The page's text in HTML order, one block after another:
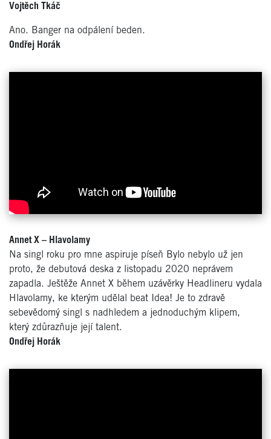
Vojtěch Tkáč
Ano. Banger na odpálení beden.
Ondřej Horák
Annet X – Hlavolamy
Na singl roku pro mne aspiruje píseň Bylo nebylo už jen
proto, že debutová deska z listopadu 2020 neprávem
zapadla. Ještěže Annet X během uzávěrky Headlineru vydala
Hlavolamy, ke kterým udělal beat Idea! Je to zdravě
sebevědomý singl s nadhledem a jednoduchým klipem,
který zdůrazňuje její talent.
Ondřej Horák